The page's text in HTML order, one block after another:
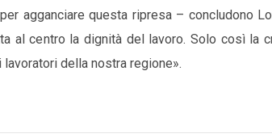
agganciare questa ripresa – concludono
al centro la dignità del lavoro. Solo così la
della nostra regione».